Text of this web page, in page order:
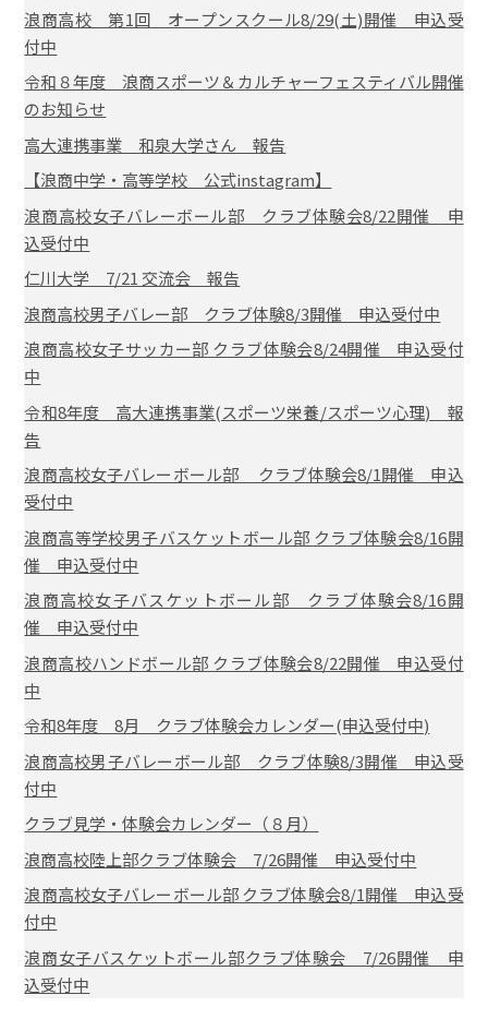
浪商高校 第1回 オープンスクール8/29(土)開催 申込受
付中
令和８年度 浪商スポーツ＆カルチャーフェスティバル開催
のお知らせ
高大連携事業 和泉大学さん 報告
【浪商中学・高等学校 公式instagram】
浪商高校女子バレーボール部 クラブ体験会8/22開催 申
込受付中
仁川大学 7/21 交流会 報告
浪商高校男子バレー部 クラブ体験8/3開催 申込受付中
浪商高校女子サッカー部 クラブ体験会8/24開催 申込受付
中
令和8年度 高大連携事業(スポーツ栄養/スポーツ心理) 報
告
浪商高校女子バレーボール部 クラブ体験会8/1開催 申込
受付中
浪商高等学校男子バスケットボール部 クラブ体験会8/16開
催 申込受付中
浪商高校女子バスケットボール部 クラブ体験会8/16開
催 申込受付中
浪商高校ハンドボール部 クラブ体験会8/22開催 申込受付
中
令和8年度 8月 クラブ体験会カレンダー(申込受付中)
浪商高校男子バレーボール部 クラブ体験8/3開催 申込受
付中
クラブ見学・体験会カレンダー（８月）
浪商高校陸上部クラブ体験会 7/26開催 申込受付中
浪商高校女子バレーボール部 クラブ体験会8/1開催 申込受
付中
浪商女子バスケットボール部クラブ体験会 7/26開催 申
込受付中